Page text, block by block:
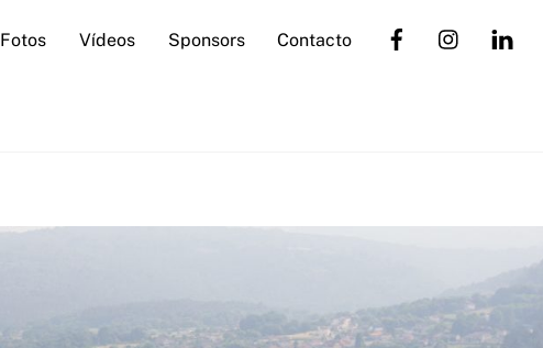
Fotos Vídeos Sponsors Contacto